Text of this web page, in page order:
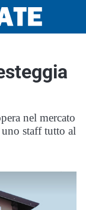
nel mercato
staff tutto al